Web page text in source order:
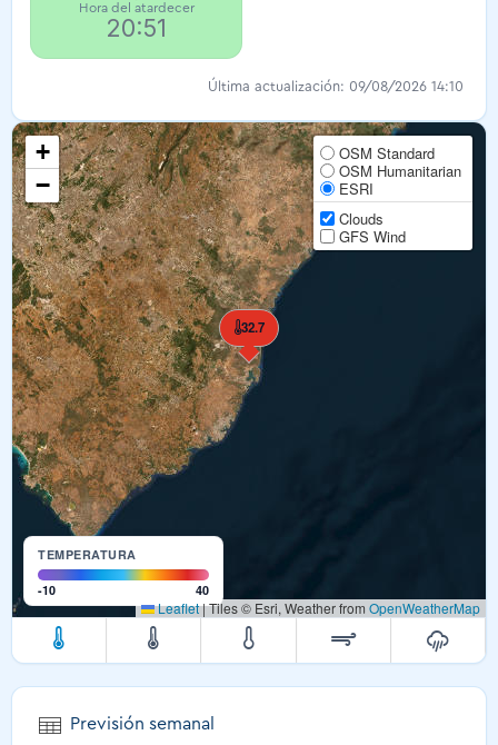
Hora del atardecer
20:51
Última actualización: 09/08/2026 14:10
32.7
+
−
OSM Standard
OSM Humanitarian
ESRI
Clouds
GFS Wind
TEMPERATURA
-10 40
Leaflet|Tiles © Esri, Weather from OpenWeatherMap
Previsión semanal